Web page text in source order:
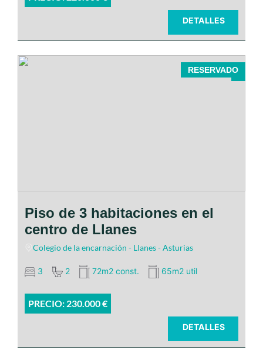
DETALLES
RESERVADO
Piso de 3 habitaciones en el
centro de Llanes
Colegio de la encarnación - Llanes - Asturias
3 2 72m2 const. 65m2 util
PRECIO: 230.000 €
DETALLES